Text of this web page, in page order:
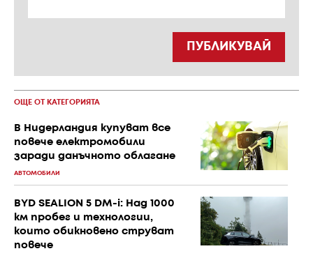
ПУБЛИКУВАЙ
ОЩЕ ОТ КАТЕГОРИЯТА
В Нидерландия купуват все
повече електромобили
заради данъчното облагане
АВТОМОБИЛИ
BYD SEALION 5 DM-i: Над 1000
км пробег и технологии,
които обикновено струват
повече